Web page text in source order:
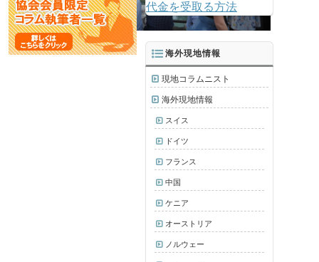
代金を受取る方法
海外現地情報
現地コラムニスト
海外現地情報
スイス
ドイツ
フランス
中国
ケニア
オーストリア
ノルウェー